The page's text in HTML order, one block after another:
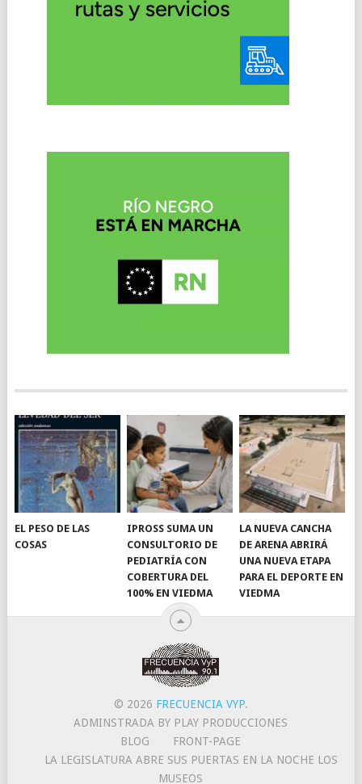
EL PESO DE LAS
COSAS
IPROSS SUMA UN
CONSULTORIO DE
PEDIATRÍA CON
COBERTURA DEL
100% EN VIEDMA
LA NUEVA CANCHA
DE ARENA ABRIRÁ
UNA NUEVA ETAPA
PARA EL DEPORTE EN
VIEDMA
© 2026 FRECUENCIA VYP.
ADMINSTRADA BY PLAY PRODUCCIONES
BLOG
FRONT-PAGE
LA LEGISLATURA ABRE SUS PUERTAS EN LA NOCHE LOS
MUSEOS